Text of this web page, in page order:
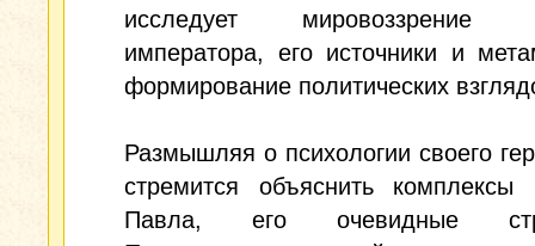
исследует мировоззрение
императора, его источники и
формирование политических
Размышляя о психологии своего
стремится объяснить комплексы
Павла, его очевидные